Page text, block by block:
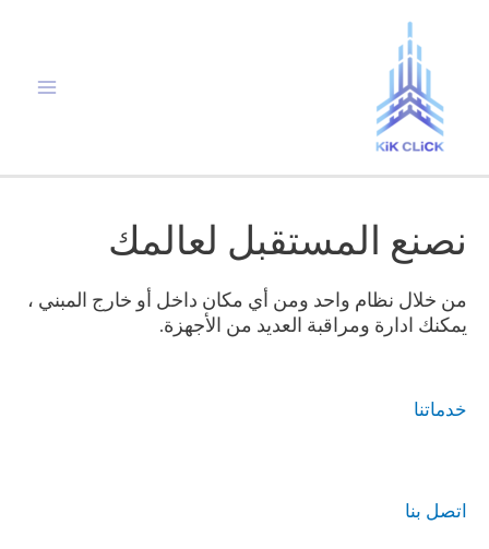
المحتوى
Main
نصنع المستقبل لعالمك
من خلال نظام واحد ومن أي مكان داخل أو خارج المبني ،
يمكنك ادارة ومراقبة العديد من الأجهزة.
خدماتنا
اتصل بنا